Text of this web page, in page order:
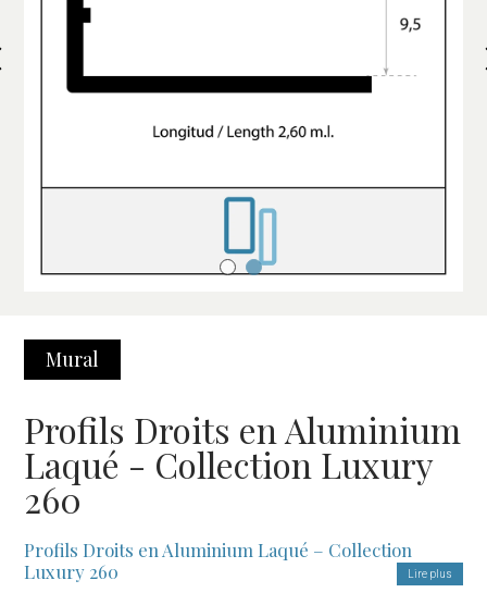
Mural
Profils Droits en Aluminium
Laqué - Collection Luxury
260
Profils Droits en Aluminium Laqué – Collection
Luxury 260
Lire plus